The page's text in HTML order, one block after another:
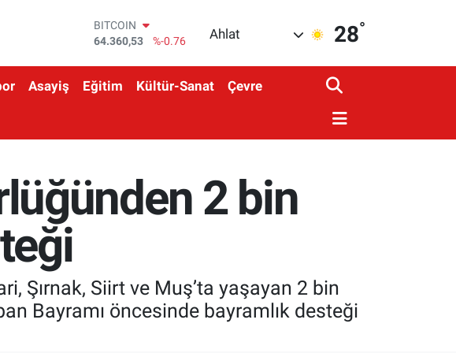
DOLAR
47,7069
%0.17
STERLİN
BITCOIN
64.360,53
%-0.76
Ahlat 28°
Asayiş Eğitim Kültür-Sanat Çevre
2 bin
Şırnak, Siirt ve Muş’ta yaşayan 2 bin
Bayramı öncesinde bayramlık desteği